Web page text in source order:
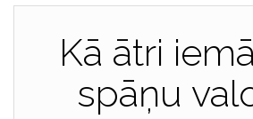
Kā ātri
spāņu